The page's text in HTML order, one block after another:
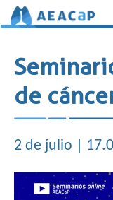
al
contenido
de
2 de julio |